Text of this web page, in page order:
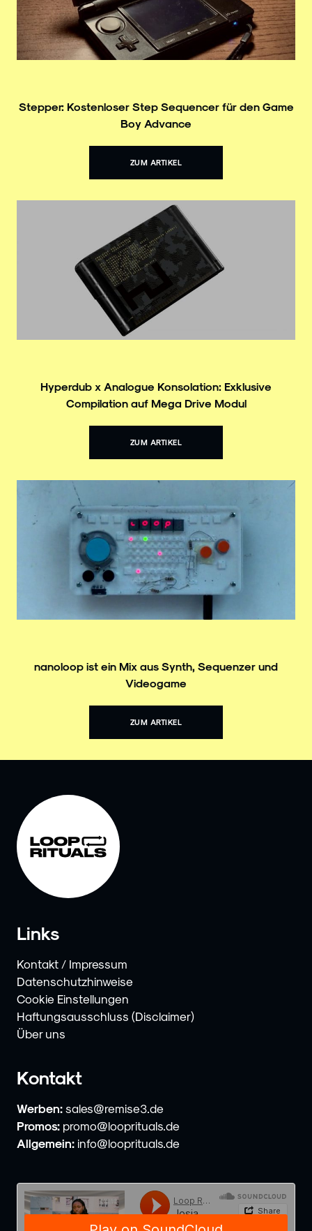
Stepper: Kostenloser Step Sequencer für den Game
Boy Advance
ZUM ARTIKEL
Hyperdub x Analogue Konsolation: Exklusive
Compilation auf Mega Drive Modul
ZUM ARTIKEL
nanoloop ist ein Mix aus Synth, Sequenzer und
Videogame
ZUM ARTIKEL
Links
Kontakt / Impressum
Datenschutzhinweise
Cookie Einstellungen
Haftungsausschluss (Disclaimer)
Über uns
Kontakt
Werben: sales@remise3.de
Promos: promo@looprituals.de
Allgemein: info@looprituals.de